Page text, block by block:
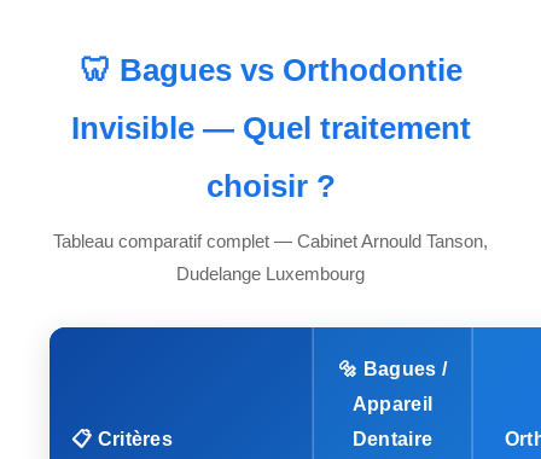
🦷 Bagues vs Orthodontie
Invisible — Quel traitement
choisir ?
Tableau comparatif complet — Cabinet Arnould Tanson,
Dudelange Luxembourg
📋 Critères
🔩 Bagues /
Appareil
Dentaire